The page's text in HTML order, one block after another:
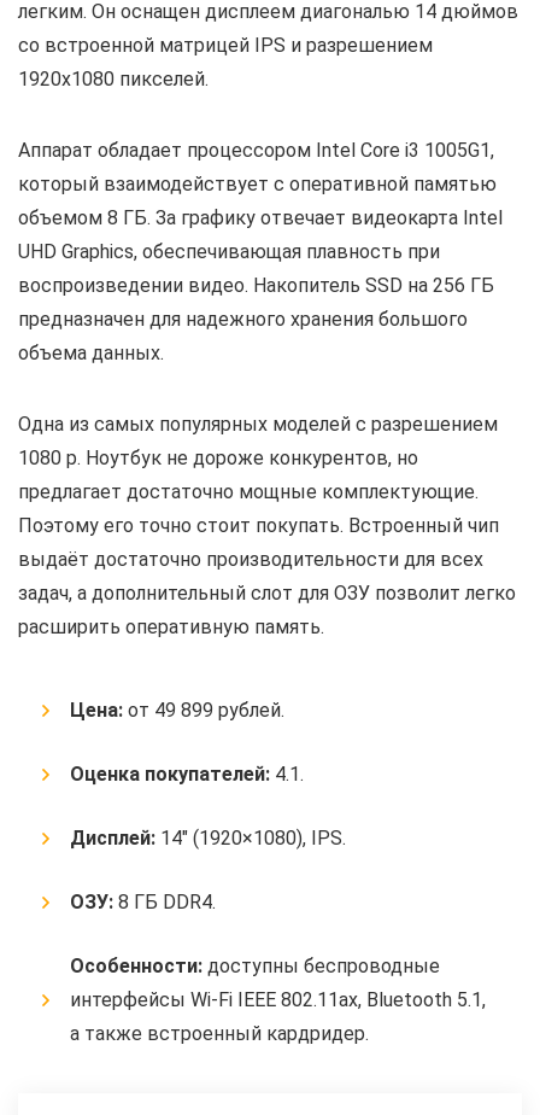
легким. Он оснащен дисплеем диагональю 14 дюймов
со встроенной матрицей IPS и разрешением
1920х1080 пикселей.
Аппарат обладает процессором Intel Core i3 1005G1,
который взаимодействует с оперативной памятью
объемом 8 ГБ. За графику отвечает видеокарта Intel
UHD Graphics, обеспечивающая плавность при
воспроизведении видео. Накопитель SSD на 256 ГБ
предназначен для надежного хранения большого
объема данных.
Одна из самых популярных моделей с разрешением
1080 р. Ноутбук не дороже конкурентов, но
предлагает достаточно мощные комплектующие.
Поэтому его точно стоит покупать. Встроенный чип
выдаёт достаточно производительности для всех
задач, а дополнительный слот для ОЗУ позволит легко
расширить оперативную память.
Цена: от 49 899 рублей.
Оценка покупателей: 4.1.
Дисплей: 14″ (1920×1080), IPS.
ОЗУ: 8 ГБ DDR4.
Особенности: доступны беспроводные
интерфейсы Wi-Fi IEEE 802.11ax, Bluetooth 5.1,
а также встроенный кардридер.